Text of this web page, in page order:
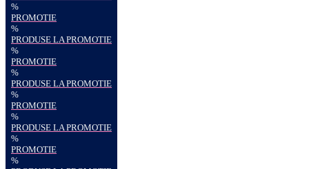
%
PROMOTIE
%
PRODUSE LA PROMOTIE
%
PROMOTIE
%
PRODUSE LA PROMOTIE
%
PROMOTIE
%
PRODUSE LA PROMOTIE
%
PROMOTIE
%